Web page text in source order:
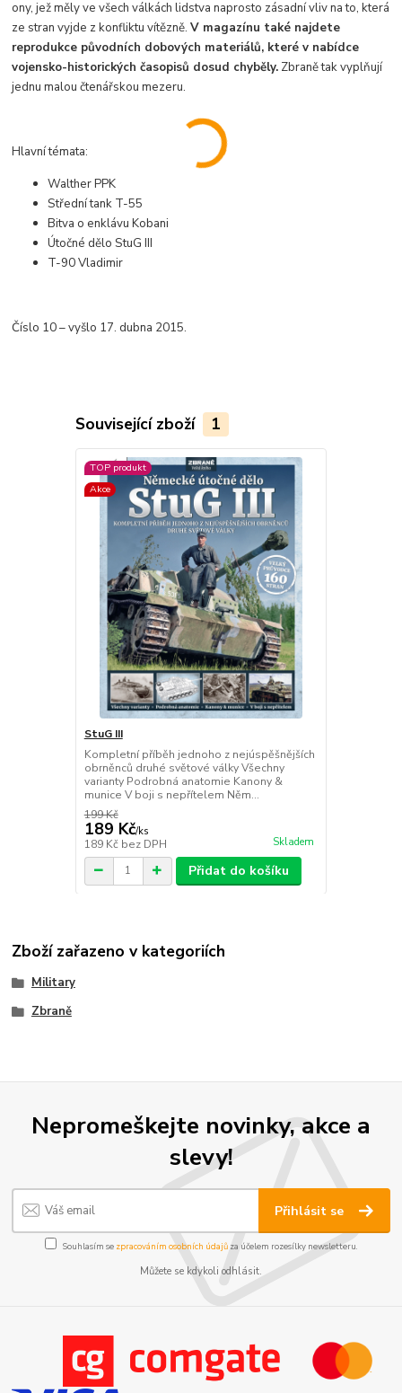
ony, jež měly ve všech válkách lidstva naprosto zásadní vliv na to, která
ze stran vyjde z konfliktu vítězně.V magazínu také najdete
reprodukce původních dobových materiálů, které v nabídce
vojensko-historických časopisů dosud chyběly. Zbraně tak vyplňují
jednu malou čtenářskou mezeru.
Hlavní témata:
Walther PPK
Střední tank T-55
Bitva o enklávu Kobani
Útočné dělo StuG III
T-90 Vladimir
Číslo 10 – vyšlo 17. dubna 2015.
Související zboží 1
TOP produkt
Akce
StuG III
Kompletní příběh jednoho z nejúspěšnějších
obrněnců druhé světové války Všechny
varianty Podrobná anatomie Kanony &
munice V boji s nepřítelem Něm...
199 Kč
189 Kč/ks
189 Kč bez DPH Skladem
Přidat do košíku
Zboží zařazeno v kategoriích
Military
Zbraně
Nepromeškejte novinky, akce a
slevy!
Přihlásit se
Souhlasím se zpracováním osobních údajůza účelem rozesílky newsletteru.
Můžete se kdykoli odhlásit.